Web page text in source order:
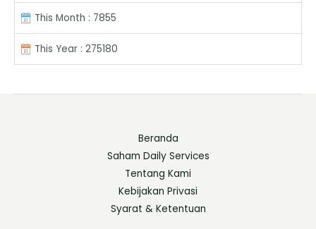
This Month : 7855
This Year : 275180
Beranda
Saham Daily Services
Tentang Kami
Kebijakan Privasi
Syarat & Ketentuan